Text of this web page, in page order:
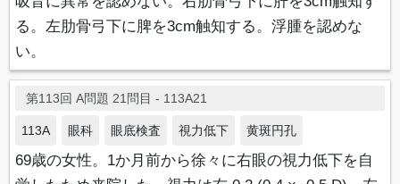
る。左肋骨弓下に脾を3cm触知する。浮腫を認めな
い。
第113回 A問題 21問目 - 113A21
113A 眼科 眼底検査 視力低下 黄斑円孔
69歳の女性。1か月前から徐々に右眼の視力低下を自